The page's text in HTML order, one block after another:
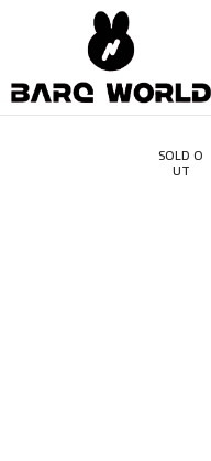
SOLD O
UT